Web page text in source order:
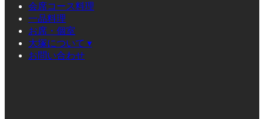
会席コース料理
一品料理
お席・個室
大塚について ▾
お問い合わせ